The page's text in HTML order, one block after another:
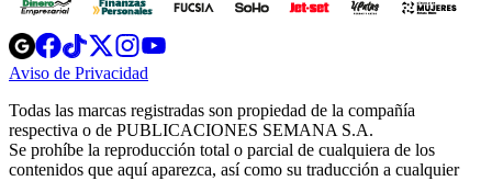
Opens
in
new
Opens
in
new
Opens
in
new
window
Opens
new
windowwindow
Aviso de Privacidad
new
window
Todas las marcas registradas son propiedad de la compañía
respectiva o de PUBLICACIONES SEMANA S.A.
Se prohíbe la reproducción total o parcial de cualquiera de los
contenidos que aquí aparezca, así como su traducción a cualquier